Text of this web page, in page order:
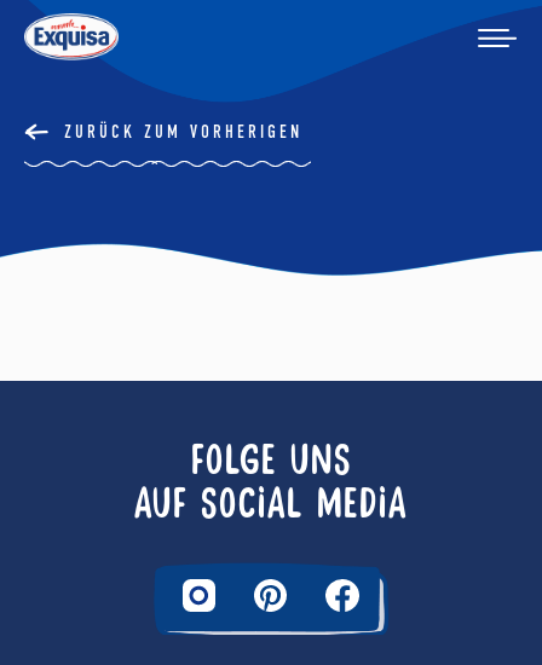
ZURÜCK ZUM VORHERIGEN
FOLGE UNS
AUF SOCIAL MEDIA